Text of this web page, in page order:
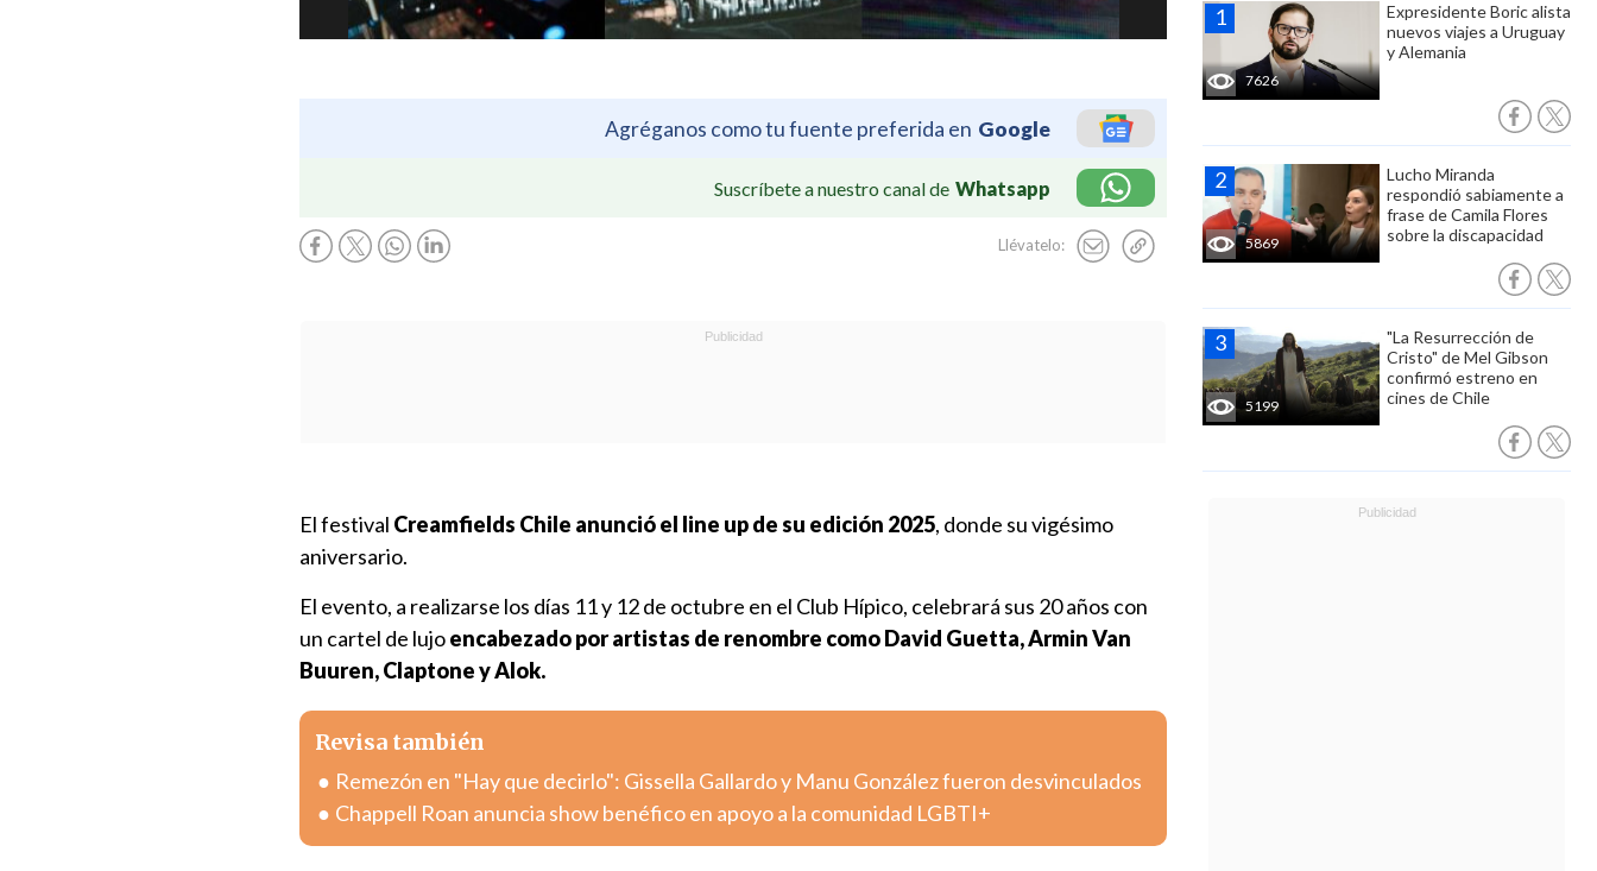
Agréganos como tu fuente preferida en Google
Suscríbete a nuestro canal de Whatsapp
Llévatelo:
7626
Expresidente Boric alista
nuevos viajes a Uruguay
y Alemania
5869
Lucho Miranda
respondió sabiamente a
frase de Camila Flores
sobre la discapacidad
5199
"La Resurrección de
Cristo" de Mel Gibson
confirmó estreno en
cines de Chile
El festival Creamfields Chile anunció el line up de su edición 2025, donde su vigésimo
aniversario.
El evento, a realizarse los días 11 y 12 de octubre en el Club Hípico, celebrará sus 20 años con
un cartel de lujoencabezado por artistas de renombre como David Guetta, Armin Van
Buuren, Claptone y Alok.
Revisa también
Remezón en "Hay que decirlo": Gissella Gallardo y Manu González fueron desvinculados
Chappell Roan anuncia show benéfico en apoyo a la comunidad LGBTI+